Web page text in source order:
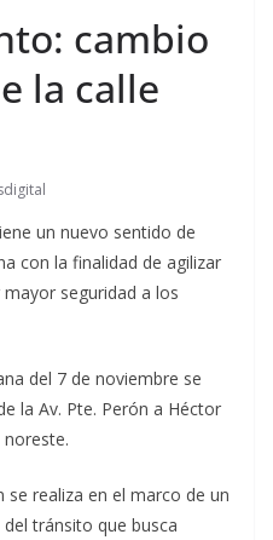
cambio
la calle
un nuevo sentido de
con la finalidad de agilizar
seguridad a los
del 7 de noviembre se
la Av. Pte. Perón a Héctor
se realiza en el marco de un
tránsito que busca